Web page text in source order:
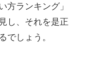
方ランキング」
し、それを是正
でしょう。